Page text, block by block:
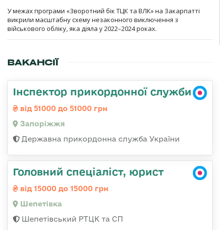
У межах програми «Зворотний бік ТЦК та ВЛК» на Закарпатті
викрили масштабну схему незаконного виключення з
військового обліку, яка діяла у 2022–2024 роках.
ВАКАНСІЇ
Інспектор прикордонної служби
від 51000 до 51000 грн
Запоріжжя
Державна прикордонна служба України
Головний спеціаліст, юрист
від 15000 до 15000 грн
Шепетівка
Шепетівський РТЦК та СП